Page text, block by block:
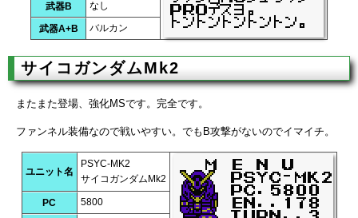
武器B なし
武器A+B バルカン
サイコガンダムMk2
またまた登場、強化MSです。完全です。
ファンネル装備なので戦いやすい。でもB攻撃がないのでイマイチ。
ユニット名
PSYC-MK2
サイコガンダムMk2
PC 5800